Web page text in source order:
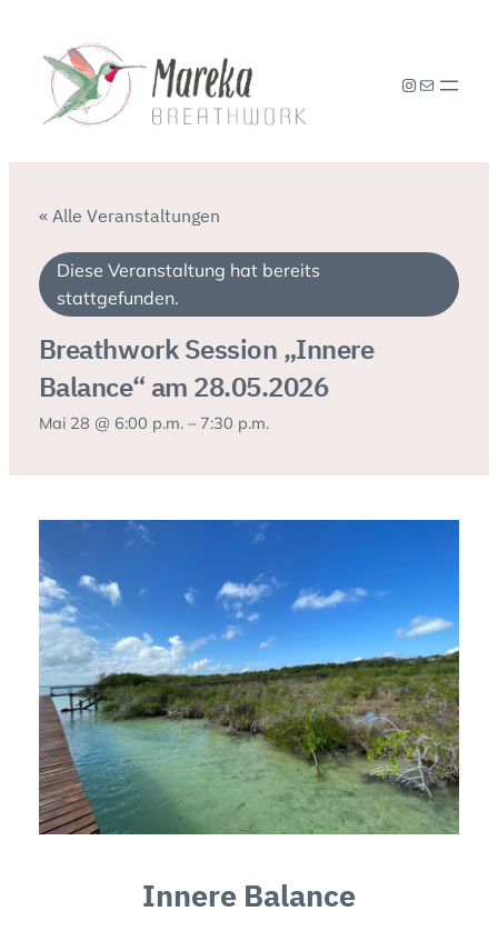
Instagram
E-Mail
« Alle Veranstaltungen
Diese Veranstaltung hat bereits
stattgefunden.
Breathwork Session „Innere
Balance“ am 28.05.2026
Mai 28 @ 6:00 p.m.– 7:30 p.m.
Innere Balance